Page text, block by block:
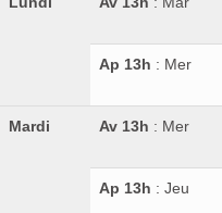
Ap 13h : Mer
Mardi Av 13h : Mer
Ap 13h : Jeu